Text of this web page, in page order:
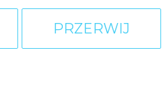
PRZERWIJ